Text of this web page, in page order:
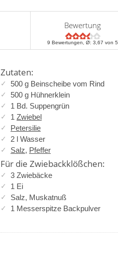
Bewertung
9 Bewertungen, Ø:3,67 von 5
Zutaten:
500 g Beinscheibe vom Rind
500 g Hühnerklein
1 Bd. Suppengrün
1 Zwiebel
Petersilie
2 l Wasser
Salz, Pfeffer
Für die Zwiebackklößchen:
3 Zwiebäcke
1 Ei
Salz, Muskatnuß
1 Messerspitze Backpulver